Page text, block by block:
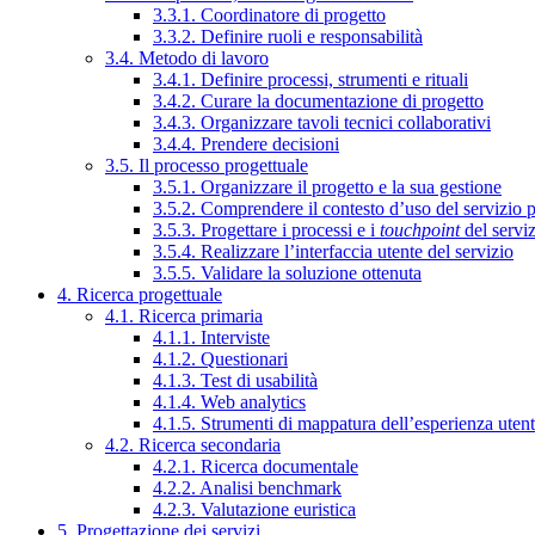
3.3.1. Coordinatore di progetto
3.3.2. Definire ruoli e responsabilità
3.4. Metodo di lavoro
3.4.1. Definire processi, strumenti e rituali
3.4.2. Curare la documentazione di progetto
3.4.3. Organizzare tavoli tecnici collaborativi
3.4.4. Prendere decisioni
3.5. Il processo progettuale
3.5.1. Organizzare il progetto e la sua gestione
3.5.2. Comprendere il contesto d’uso del servizio
3.5.3. Progettare i processi e i touchpointdel
3.5.4. Realizzare l’interfaccia utente del servizio
3.5.5. Validare la soluzione ottenuta
4. Ricerca progettuale
4.1. Ricerca primaria
4.1.1. Interviste
4.1.2. Questionari
4.1.3. Test di usabilità
4.1.4. Web analytics
4.1.5. Strumenti di mappatura dell’esperienza
4.2. Ricerca secondaria
4.2.1. Ricerca documentale
4.2.2. Analisi benchmark
4.2.3. Valutazione euristica
5. Progettazione dei servizi